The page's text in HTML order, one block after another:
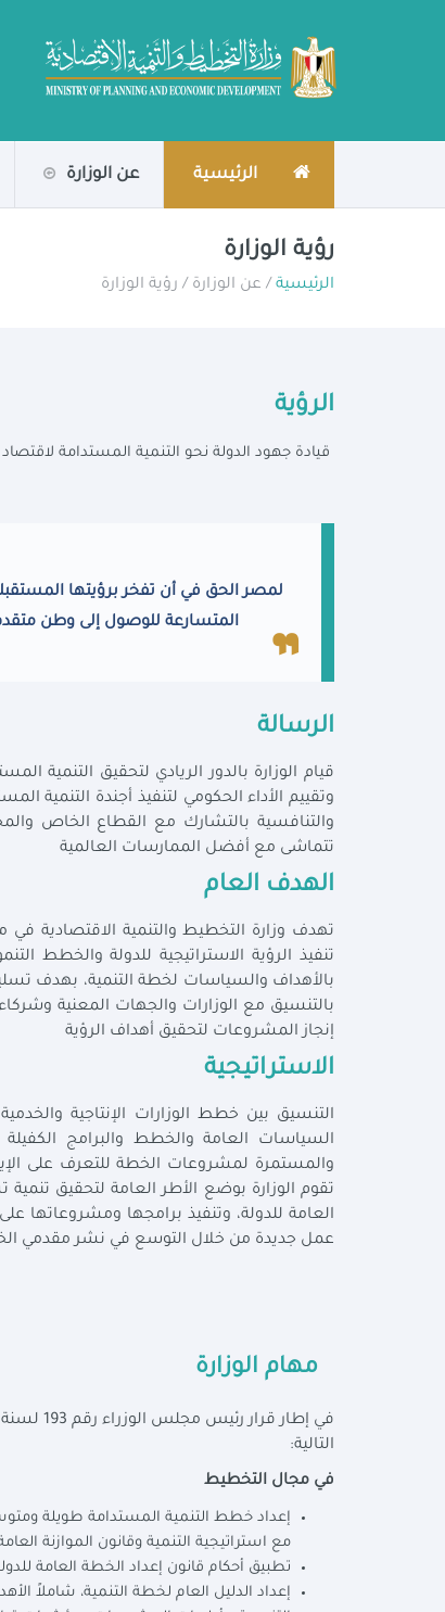
الرئيسية عن الوزارة
رؤية الوزارة
الرئيسية / عن الوزارة / رؤية الوزارة
الرؤية
قيادة جهود الدولة نحو التنمية المستدامة
لمصر الحق في أن تفخر برؤيتها
المتسارعة للوصول إلى وطن
الرسالة
قيام الوزارة بالدور الريادي لتحقيق
وتقييم الأداء الحكومي لتنفيذ أجندة التنمية
والتنافسية بالتشارك مع القطاع الخاص
تتماشى مع أفضل الممارسات العالمية
الهدف العام
تهدف وزارة التخطيط والتنمية الاقتصادية
تنفيذ الرؤية الاستراتيجية للدولة والخطط
بالتنسيق مع الوزارات والجهات المعنية
إنجاز المشروعات لتحقيق أهداف الرؤية
الاستراتيجية
التنسيق بين خطط الوزارات الإنتاجية
السياسات العامة والخطط والبرامج
والمستمرة لمشروعات الخطة للتعرف على
تقوم الوزارة بوضع الأطر العامة لتحقيق
العامة للدولة، وتنفيذ برامجها ومشروعاتها
عمل جديدة من خلال التوسع في نشر مقدمي
مهام الوزارة
التالية:
في مجال التخطيط
إعداد خطط التنمية المستدامة طويلة
مع استراتيجية التنمية وقانون الموازنة
تطبيق أحكام قانون إعداد الخطة العامة
إعداد الدليل العام لخطة التنمية، شاملاً